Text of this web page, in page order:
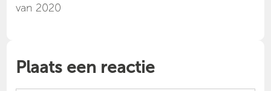
van 2020
Plaats een reactie